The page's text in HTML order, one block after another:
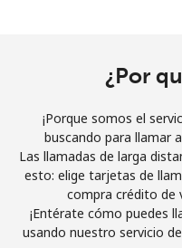
Inicia
¿Por
¡Porque somos el
buscando para llamar
Las llamadas de larga
esto: elige tarjetas de
compra crédito de
¡Entérate cómo puedes
usando nuestro servicio